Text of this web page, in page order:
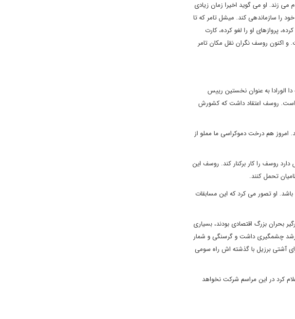
زند. او می گوید اخیرا زمان زیادی
را سازماندهی کند. میشل تامر که تا
تامر 20 تن از مشاوران روسف را اخراج کرده، پروازهای او را لغو کرده، کارت
و اکنون روسف نگران نقل مکان تامر
به عنوان نخستین رییس
روسف اعتقاد داشت که کشورش
هم درخت دموکراسی ما مملو از
روسف را کار برکنار کند. روسف این
تحمل کنند.
او تصور می کرد که این مسابقات
درگیر بحران بزرگ اقتصادی بودند، بسیاری
رشد چشمگیری داشت و گرسنگی و شمار
آشتی برزیل با گذشته اش راه سومی
کرد در این مراسم شرکت نخواهد